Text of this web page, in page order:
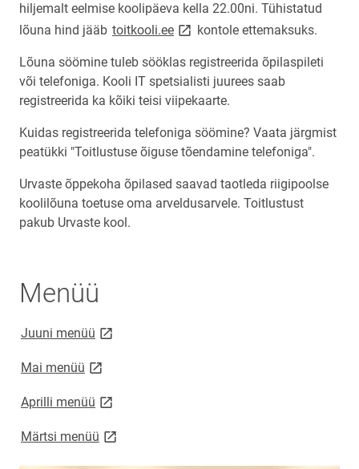
hiljemalt eelmise koolipäeva kella 22.00ni. Tühistatud
lõuna hind jääb toitkooli.eelink opens on new page
kontole ettemaksuks.
Lõuna söömine tuleb sööklas registreerida õpilaspileti
või telefoniga. Kooli IT spetsialisti juurees saab
registreerida ka kõiki teisi viipekaarte.
Kuidas registreerida telefoniga söömine? Vaata järgmist
peatükki "Toitlustuse õiguse tõendamine telefoniga".
Urvaste õppekoha õpilased saavad taotleda riigipoolse
koolilõuna toetuse oma arveldusarvele. Toitlustust
pakub Urvaste kool.
Menüü
Juuni menüü link opens on new page
Mai menüü link opens on new page
Aprilli menüü link opens on new page
Märtsi menüü link opens on new page